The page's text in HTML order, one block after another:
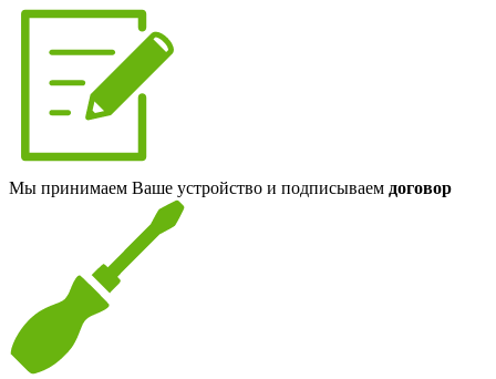
Мы принимаем Ваше устройство и подписываем договор